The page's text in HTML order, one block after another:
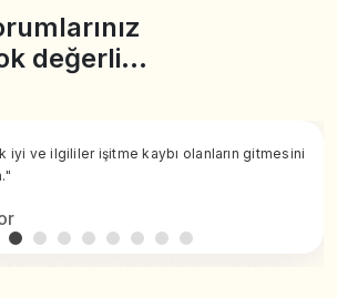
değerli…
iyi ve ilgililer işitme kaybı olanların gitmesini